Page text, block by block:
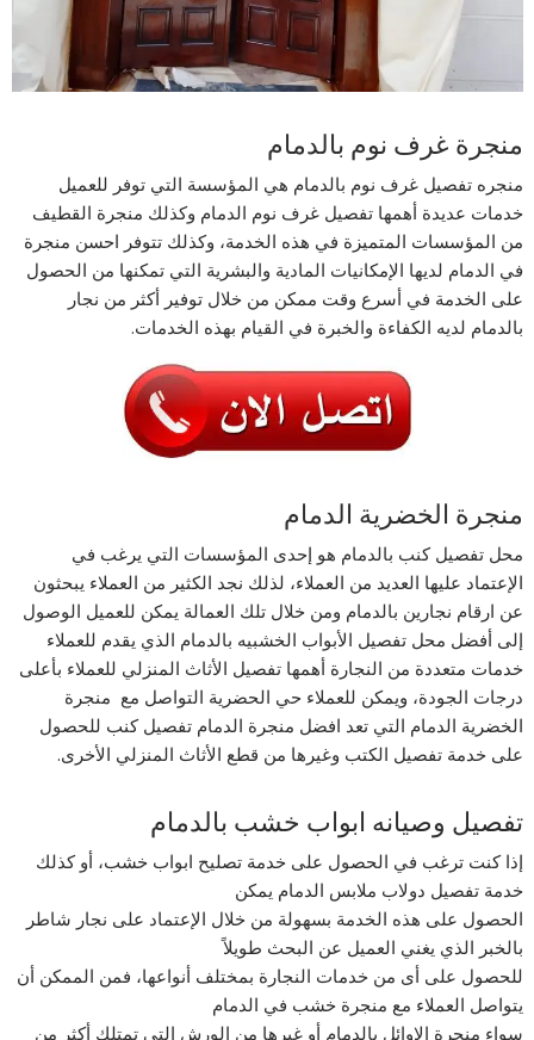
منجرة غرف نوم بالدمام
منجره تفصيل غرف نوم بالدمام هي المؤسسة التي توفر للعميل
خدمات عديدة أهمها تفصيل غرف نوم الدمام وكذلك منجرة القطيف
من المؤسسات المتميزة في هذه الخدمة، وكذلك تتوفر احسن منجرة
في الدمام لديها الإمكانيات المادية والبشرية التي تمكنها من الحصول
على الخدمة في أسرع وقت ممكن من خلال توفير أكثر من نجار
بالدمام لديه الكفاءة والخبرة في القيام بهذه الخدمات.
منجرة الخضرية الدمام
محل تفصيل كنب بالدمام هو إحدى المؤسسات التي يرغب في
الإعتماد عليها العديد من العملاء، لذلك نجد الكثير من العملاء يبحثون
عن ارقام نجارين بالدمام ومن خلال تلك العمالة يمكن للعميل الوصول
إلى أفضل محل تفصيل الأبواب الخشبيه بالدمام الذي يقدم للعملاء
خدمات متعددة من النجارة أهمها تفصيل الأثاث المنزلي للعملاء بأعلى
درجات الجودة، ويمكن للعملاء حي الحضرية التواصل مع منجرة
الخضرية الدمام التي تعد افضل منجرة الدمام تفصيل كنب للحصول
على خدمة تفصيل الكتب وغيرها من قطع الأثاث المنزلي الأخرى.
تفصيل وصيانه ابواب خشب بالدمام
إذا كنت ترغب في الحصول على خدمة تصليح ابواب خشب، أو كذلك
خدمة تفصيل دولاب ملابس الدمام يمكن
الحصول على هذه الخدمة بسهولة من خلال الإعتماد على نجار شاطر
بالخبر الذي يغني العميل عن البحث طويلاً
للحصول على أى من خدمات النجارة بمختلف أنواعها، فمن الممكن أن
يتواصل العملاء مع منجرة خشب في الدمام
سواء منجرة الاوائل بالدمام أو غيرها من الورش التي تمتلك أكثر من